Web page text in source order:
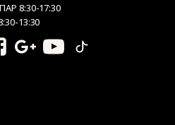
8:30-17:30
13:30